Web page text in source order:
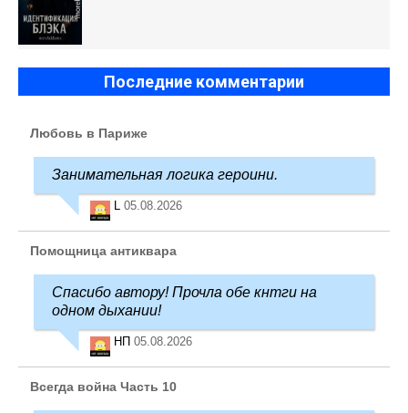
Последние комментарии
Любовь в Париже
Занимательная логика героини.
L 05.08.2026
Помощница антиквара
Спасибо автору! Прочла обе кнтги на
одном дыхании!
НП 05.08.2026
Всегда война Часть 10